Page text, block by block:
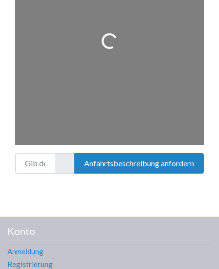
Wird geladen …
Gib deinen Standort ein.Anfahrtsbeschreibung anfordern
Konto
Anmeldung
Registrierung